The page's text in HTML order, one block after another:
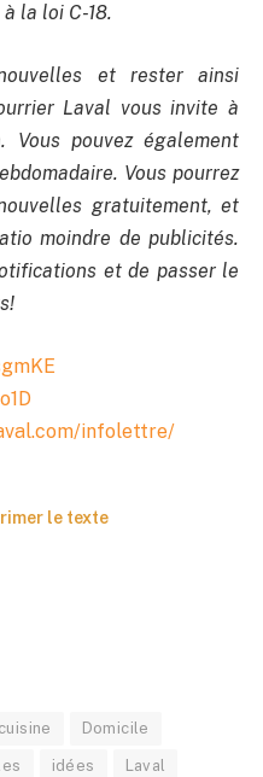
la loi C-18.
et rester ainsi
Laval vous invite à
Vous pouvez également
Vous pourrez
gratuitement, et
moindre de publicités.
et de passer le
infolettre/
le texte
cuisine Domicile
idées Laval